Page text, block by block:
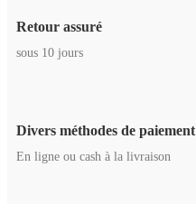
Retour assuré
sous 10 jours
Divers méthodes de paiement
En ligne ou cash à la livraison